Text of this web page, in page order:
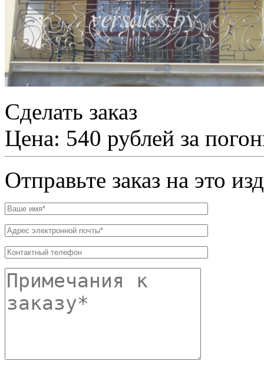
Сделать заказ
Цена: 540 рублей за
Отправьте заказ на это